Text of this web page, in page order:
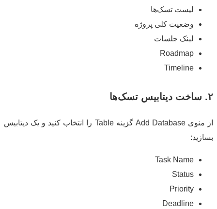
لیست تسک‌ها
وضعیت کلی پروژه
لینک جلسات
Roadmap
Timeline
از منوی Add Database گزینه Table را انتخاب کنید و یک دیتابیس
Task Name
Status
Priority
Deadline